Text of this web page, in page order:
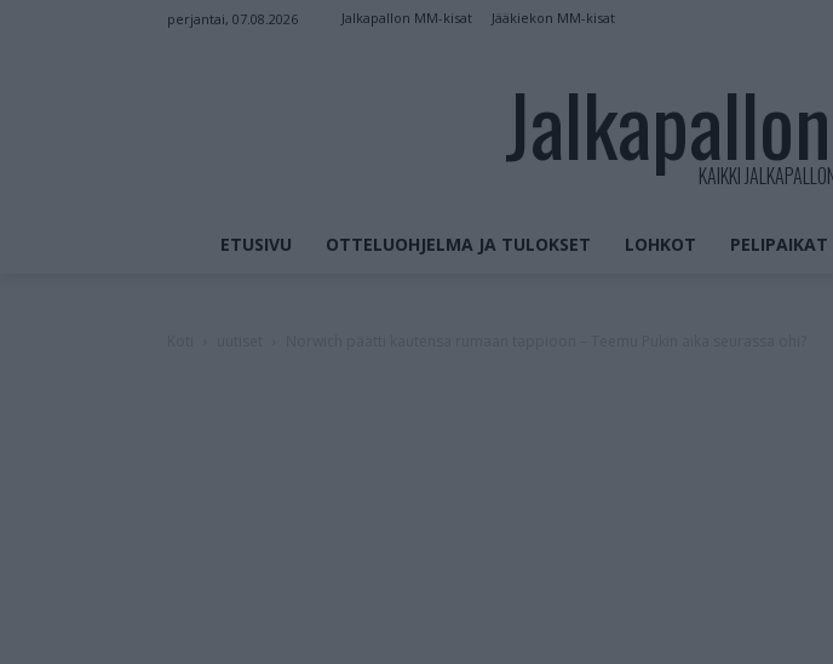
perjantai, 07.08.2026 Jalkapallon MM-kisat Jääkiekon MM-kisat
KAIKKI
ETUSIVU OTTELUOHJELMA JA TULOKSET LOHKOT PELIPAIKAT